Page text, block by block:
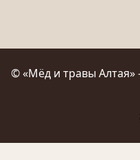
© «Мёд и травы